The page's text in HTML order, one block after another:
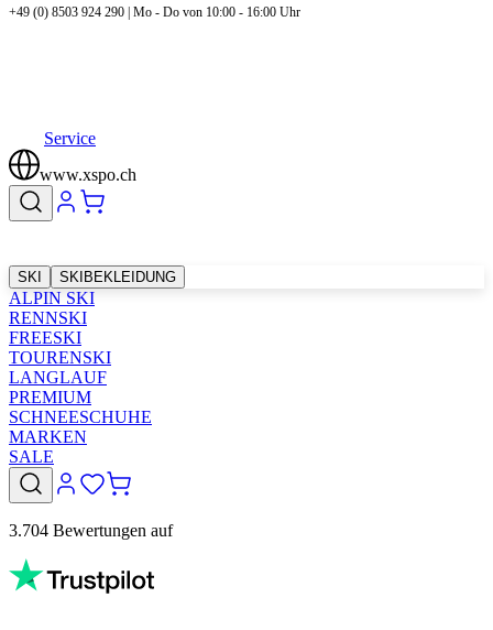
+49 (0) 8503 924 290 | Mo - Do von 10:00 - 16:00 Uhr
Service
www.xspo.ch
SKI SKIBEKLEIDUNG
ALPIN SKI
RENNSKI
FREESKI
TOURENSKI
LANGLAUF
PREMIUM
SCHNEESCHUHE
MARKEN
SALE
3.704 Bewertungen auf